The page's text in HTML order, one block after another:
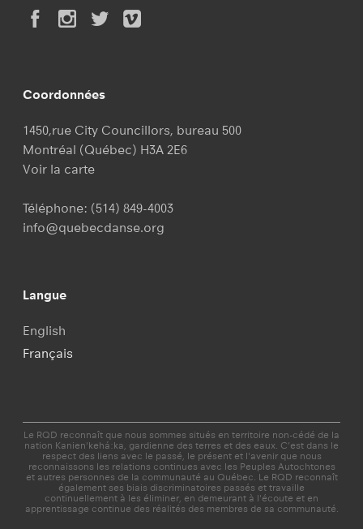
Coordonnées
1450,rue City Councillors, bureau 500
Montréal (Québec) H3A 2E6
Voir la carte
Téléphone: (514) 849-4003
info@quebecdanse.org
Langue
English
Français
Le RQD reconnaît que nous sommes situés en territoire non-cédé de la
nation Kanien'kehá:ka, gardienne des terres et des eaux. C’est dans le
respect des liens avec le passé, le présent et l'avenir que nous
reconnaissons les relations continues avec les Peuples Autochtones
et autres personnes de la communauté au Québec. Le RQD reconnaît
également ses biais discriminatoires passés et travaille
continuellement à les éliminer, en demeurant à l'écoute et en
apprentissage continue des réalités des membres de sa communauté.